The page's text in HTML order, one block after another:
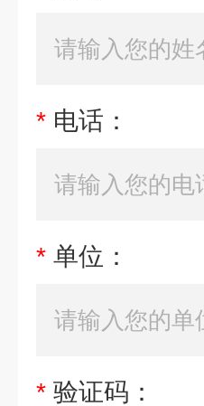
* 电话：
* 单位：
* 验证码：